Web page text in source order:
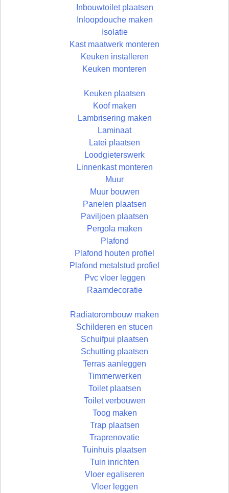
Inbouwtoilet plaatsen
Inloopdouche maken
Isolatie
Kast maatwerk monteren
Keuken installeren
Keuken monteren
Keuken plaatsen
Koof maken
Lambrisering maken
Laminaat
Latei plaatsen
Loodgieterswerk
Linnenkast monteren
Muur
Muur bouwen
Panelen plaatsen
Paviljoen plaatsen
Pergola maken
Plafond
Plafond houten profiel
Plafond metalstud profiel
Pvc vloer leggen
Raamdecoratie
Radiatorombouw maken
Schilderen en stucen
Schuifpui plaatsen
Schutting plaatsen
Terras aanleggen
Timmerwerken
Toilet plaatsen
Toilet verbouwen
Toog maken
Trap plaatsen
Traprenovatie
Tuinhuis plaatsen
Tuin inrichten
Vloer egaliseren
Vloer leggen